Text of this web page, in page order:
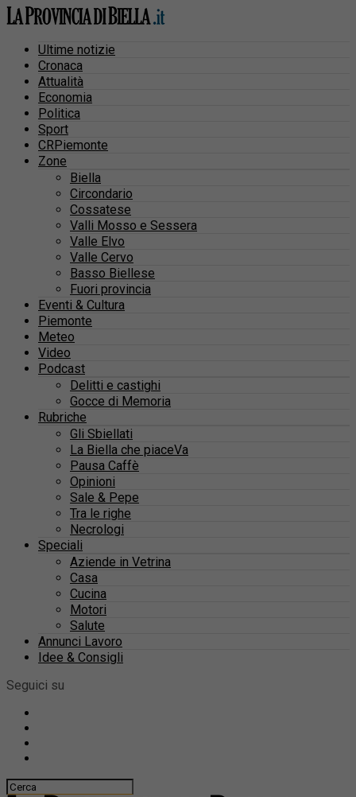
Ultime notizie
Cronaca
Attualità
Economia
Politica
Sport
CRPiemonte
Zone
Biella
Circondario
Cossatese
Valli Mosso e Sessera
Valle Elvo
Valle Cervo
Basso Biellese
Fuori provincia
Eventi & Cultura
Piemonte
Meteo
Video
Podcast
Delitti e castighi
Gocce di Memoria
Rubriche
Gli Sbiellati
La Biella che piaceVa
Pausa Caffè
Opinioni
Sale & Pepe
Tra le righe
Necrologi
Speciali
Aziende in Vetrina
Casa
Cucina
Motori
Salute
Annunci Lavoro
Idee & Consigli
Seguici su